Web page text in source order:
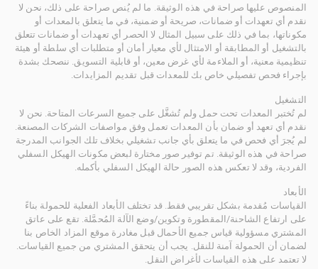
المنصوص عليها صراحة في هذه الوثيقة. ما لم يُنص صراحة على ذلك، نحن لا
نقدم أي تعهدات أو ضمانات، صريحة أو ضمنية، في ما يتعلق بالمعدات أو
مكوناتها، بما في ذلك على سبيل المثال لا الحصر أي تعهدات أو ضمانات تتعلق
بالتشغيل أو المطابقة أو الامتثال لأي معيار أمان أو متطلبات أي سلطة أو هيئة
تنظيمية معنية، أو الملاءمة لأي غرض معين، أو قابلية التسويق. ننصحك بشدة
بإجراء فحص تفصيلي خاص بك للمعدات قبل تقديم المزايدات.
التشغيل
لم تُختبر المعدات تحت حمل ولم تُشغَّل على جميع السرعات المتاحة. نحن لا
نقدم أي تعهد أو ضمان بأن المعدات تعمل وفق مواصفات الشركات المصنعة.
لم يُجرَ أي فحص في ما يتعلق بأي جانب تشغيلي بخلاف تلك الجوانب المدرجة
صراحة في هذه الوثيقة. تم توفير صور مختارة لبعض مكونات الهيكل السفلي
الفردية، وقد لا تعكس هذه الصور حالة الهيكل السفلي بأكمله.
الأبعاد
القياسات مُقدمة بشكل تقريبي فقط. قد تختلف الأبعاد الفعلية للحمولة بناءً
على ارتفاع الشاحنة/المقطورة وتكوين/وضع الآلة المُحمَّلة. تقع على عاتق
المشتري مسؤولية قياس جميع الأحمال قبل مغادرة موقع المزاد الخاص بنا
لضمان أن الحمولة آمنة للنقل. يجب أن يتحقق المشتري من جميع القياسات.
لا تعتمد على هذه القياسات لأغراض النقل.